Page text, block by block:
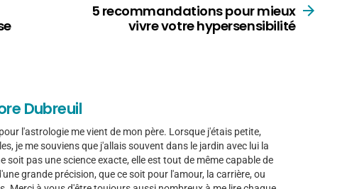
5 recommandations pour mieux
vivre votre hypersensibilité
Dubreuil
l'astrologie me vient de mon père. Lorsque j'étais petite,
je me souviens que j'allais souvent dans le jardin avec lui la
soit pas une science exacte, elle est tout de même capable de
grande précision, que ce soit pour l'amour, la carrière, ou